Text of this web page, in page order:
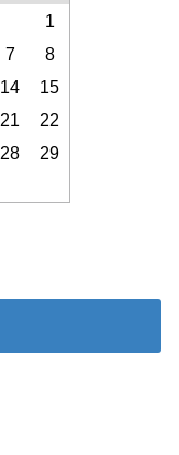
1
7
8
14
15
21
22
28
29